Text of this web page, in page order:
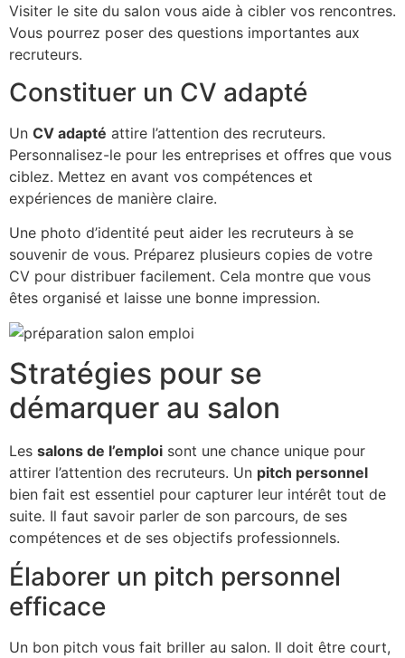
Visiter le site du salon vous aide à cibler vos rencontres.
Vous pourrez poser des questions importantes aux
recruteurs.
Constituer un CV adapté
Un CV adapté attire l’attention des recruteurs.
Personnalisez-le pour les entreprises et offres que vous
ciblez. Mettez en avant vos compétences et
expériences de manière claire.
Une photo d’identité peut aider les recruteurs à se
souvenir de vous. Préparez plusieurs copies de votre
CV pour distribuer facilement. Cela montre que vous
êtes organisé et laisse une bonne impression.
Stratégies pour se
démarquer au salon
Les salons de l’emploi sont une chance unique pour
attirer l’attention des recruteurs. Un pitch personnel
bien fait est essentiel pour capturer leur intérêt tout de
suite. Il faut savoir parler de son parcours, de ses
compétences et de ses objectifs professionnels.
Élaborer un pitch personnel
efficace
Un bon pitch vous fait briller au salon. Il doit être court,